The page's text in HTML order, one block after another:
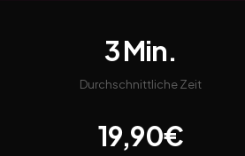
3 Min.
Durchschnittliche Zeit
19,90€